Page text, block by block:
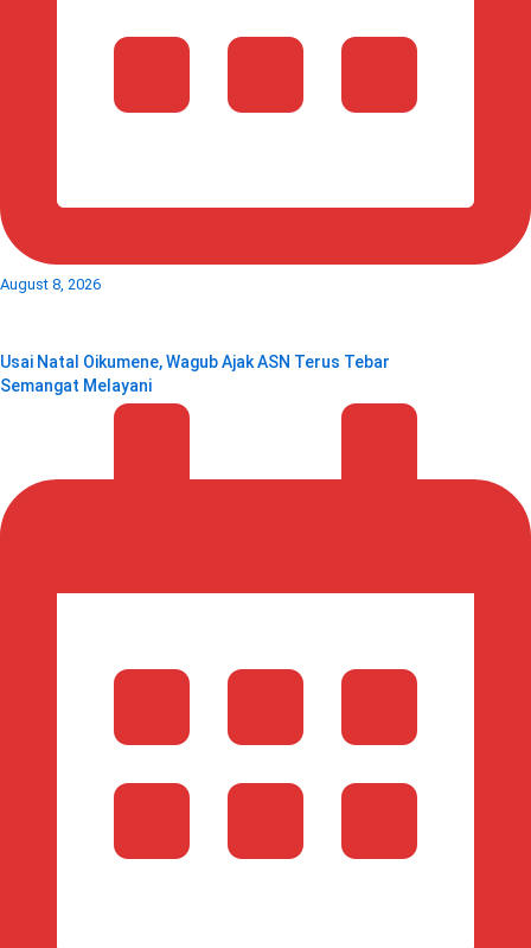
August 8, 2026
Usai Natal Oikumene, Wagub Ajak ASN Terus Tebar
Semangat Melayani